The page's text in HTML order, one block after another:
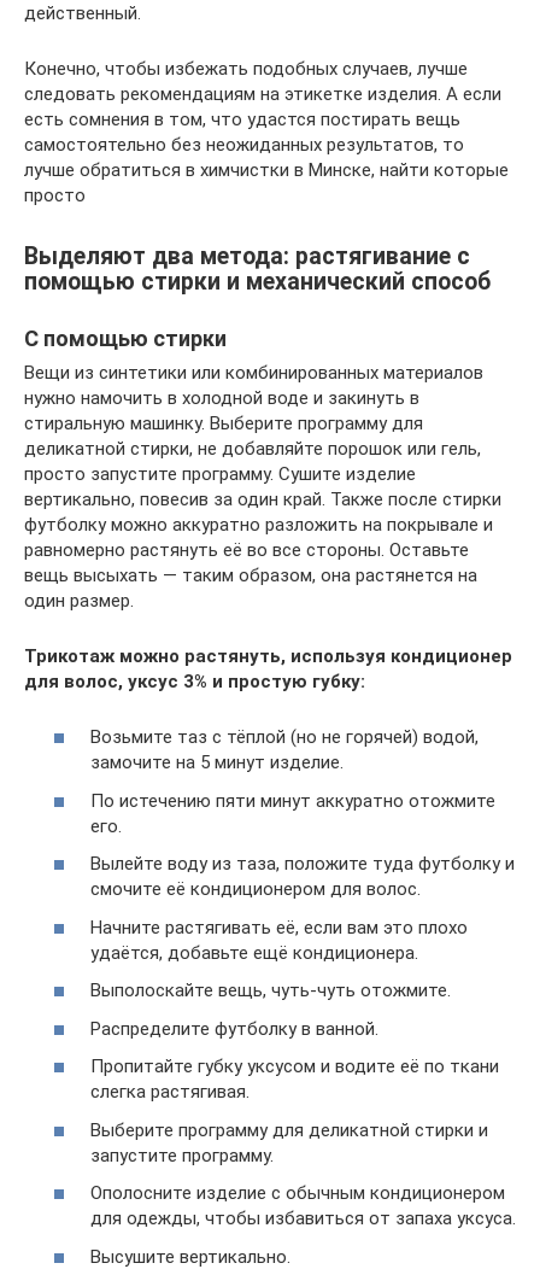
действенный.
Конечно, чтобы избежать подобных случаев, лучше
следовать рекомендациям на этикетке изделия. А если
есть сомнения в том, что удастся постирать вещь
самостоятельно без неожиданных результатов, то
лучше обратиться в химчистки в Минске, найти которые
просто
Выделяют два метода: растягивание с
помощью стирки и механический способ
С помощью стирки
Вещи из синтетики или комбинированных материалов
нужно намочить в холодной воде и закинуть в
стиральную машинку. Выберите программу для
деликатной стирки, не добавляйте порошок или гель,
просто запустите программу. Сушите изделие
вертикально, повесив за один край. Также после стирки
футболку можно аккуратно разложить на покрывале и
равномерно растянуть её во все стороны. Оставьте
вещь высыхать — таким образом, она растянется на
один размер.
Трикотаж можно растянуть, используя кондиционер
для волос, уксус 3% и простую губку:
Возьмите таз с тёплой (но не горячей) водой,
замочите на 5 минут изделие.
По истечению пяти минут аккуратно отожмите
его.
Вылейте воду из таза, положите туда футболку и
смочите её кондиционером для волос.
Начните растягивать её, если вам это плохо
удаётся, добавьте ещё кондиционера.
Выполоскайте вещь, чуть-чуть отожмите.
Распределите футболку в ванной.
Пропитайте губку уксусом и водите её по ткани
слегка растягивая.
Выберите программу для деликатной стирки и
запустите программу.
Ополосните изделие с обычным кондиционером
для одежды, чтобы избавиться от запаха уксуса.
Высушите вертикально.